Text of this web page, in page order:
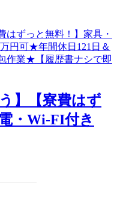
】【寮費はず
・Wi-FI付き